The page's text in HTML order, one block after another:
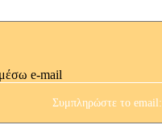
e-mail
Συμπληρώστε το email: